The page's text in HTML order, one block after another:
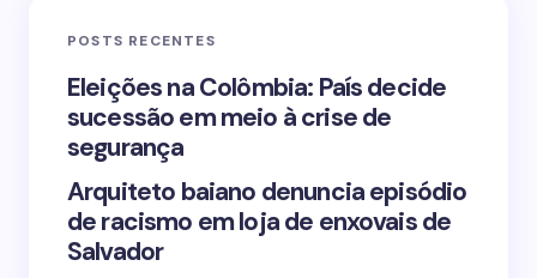
Your Comment *
Save my name and email in this browser for the
POSTS RECENTES
Eleições na Colômbia: País decide
sucessão em meio à crise de
segurança
Arquiteto baiano denuncia episódio
de racismo em loja de enxovais de
Salvador